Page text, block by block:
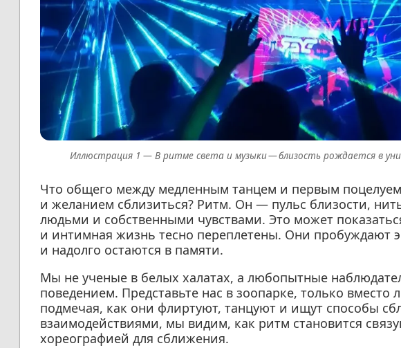
В ритме света и музыки — близость рождается в
Что общего между медленным танцем и первым
и желанием сблизиться? Ритм. Он — пульс близости,
людьми и собственными чувствами. Это может
и интимная жизнь тесно переплетены. Они пробуждают
и надолго остаются в памяти.
Мы не ученые в белых халатах, а любопытные
поведением. Представьте нас в зоопарке, только
подмечая, как они флиртуют, танцуют и ищут способы
взаимодействиями, мы видим, как ритм становится
хореографией для сближения.